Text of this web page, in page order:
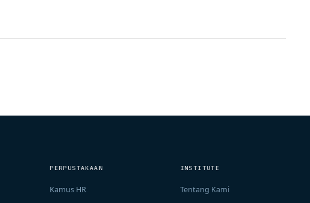
PERPUSTAKAAN
Kamus HR
INSTITUTE
Tentang Kami